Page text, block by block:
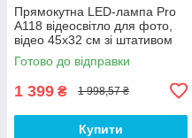
Прямокутна LED-лампа Pro
A118 відеосвітло для фото,
відео 45х32 см зі штативом
2,1 метр лампа для фону
Готово до відправки
1 399 ₴ 1 998,57 ₴
Купити